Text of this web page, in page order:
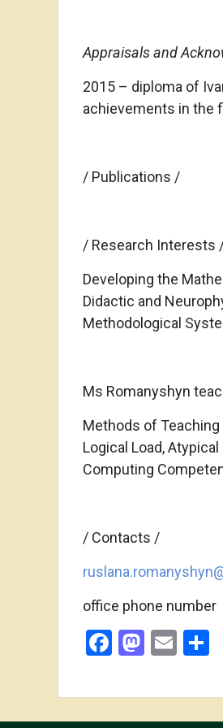
Appraisals and
2015 – diploma of
achievements in the
/ Publications /
/ Research Interests
Developing the
Didactic and
Methodological
Ms Romanyshyn
Methods of
Logical Load,
Computing
/ Contacts /
office phone
Facebook